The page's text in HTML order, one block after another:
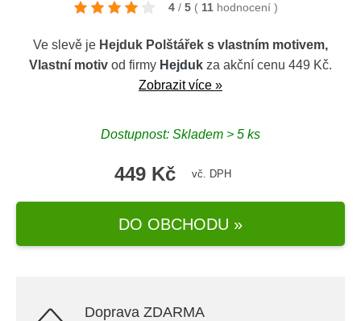
4 / 5 ( 11 hodnocení )
Ve slevě je Hejduk Polštářek s vlastním motivem,
Vlastní motiv od firmy Hejduk za akční cenu 449 Kč.
Zobrazit více »
Dostupnost: Skladem > 5 ks
449 Kč vč. DPH
DO OBCHODU »
Doprava ZDARMA